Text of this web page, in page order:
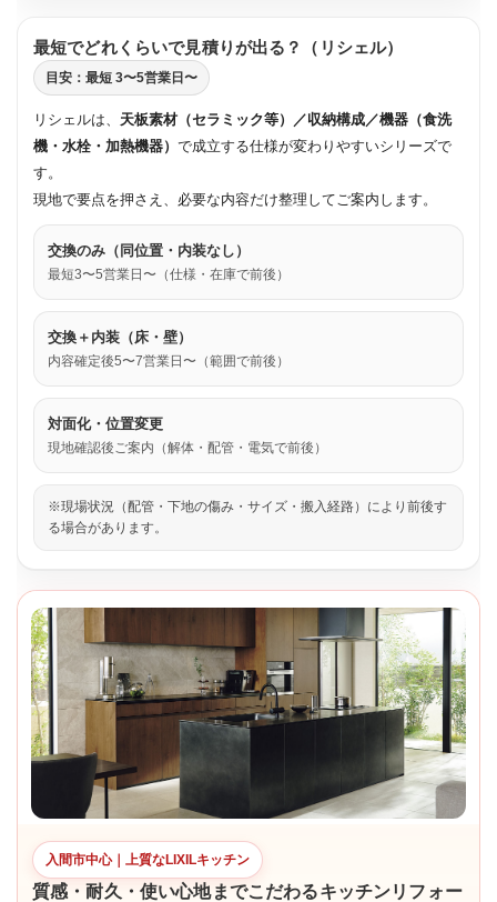
最短でどれくらいで見積りが出る？（リシェル）
目安：最短 3〜5営業日〜
リシェルは、 天板素材（セラミック等）／収納構成／機器（食洗
機・水栓・加熱機器） で成立する仕様が変わりやすいシリーズで
す。
現地で要点を押さえ、必要な内容だけ整理してご案内します。
交換のみ（同位置・内装なし）
最短3〜5営業日〜（仕様・在庫で前後）
交換＋内装（床・壁）
内容確定後5〜7営業日〜（範囲で前後）
対面化・位置変更
現地確認後ご案内（解体・配管・電気で前後）
※現場状況（配管・下地の傷み・サイズ・搬入経路）により前後す
る場合があります。
入間市中心｜上質なLIXILキッチン
質感・耐久・使い心地までこだわるキッチンリフォー